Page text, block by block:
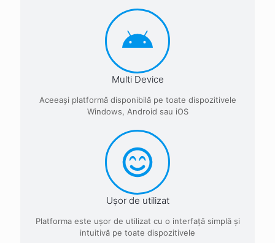
Multi Device
Aceeaşi platformă disponibilă pe toate dispozitivele
Windows, Android sau iOS
Ușor de utilizat
Platforma este uşor de utilizat cu o interfaţă simplă şi
intuitivă pe toate dispozitivele